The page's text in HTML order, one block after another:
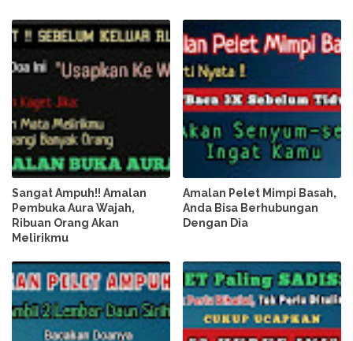
Sangat Ampuh!! Amalan
Pembuka Aura Wajah,
Ribuan Orang Akan
Melirikmu
Amalan Pelet Mimpi Basah,
Anda Bisa Berhubungan
Dengan Dia